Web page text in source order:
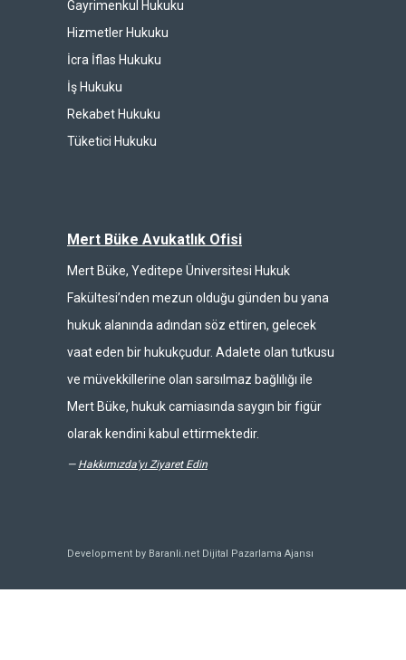
Gayrimenkul Hukuku
Hizmetler Hukuku
İcra İflas Hukuku
İş Hukuku
Rekabet Hukuku
Tüketici Hukuku
Mert Büke Avukatlık Ofisi
Mert Büke, Yeditepe Üniversitesi Hukuk
Fakültesi’nden mezun olduğu günden bu yana
hukuk alanında adından söz ettiren, gelecek
vaat eden bir hukukçudur. Adalete olan tutkusu
ve müvekkillerine olan sarsılmaz bağlılığı ile
Mert Büke, hukuk camiasında saygın bir figür
olarak kendini kabul ettirmektedir.
— Hakkımızda'yı Ziyaret Edin
Development by Baranli.net Dijital Pazarlama Ajansı